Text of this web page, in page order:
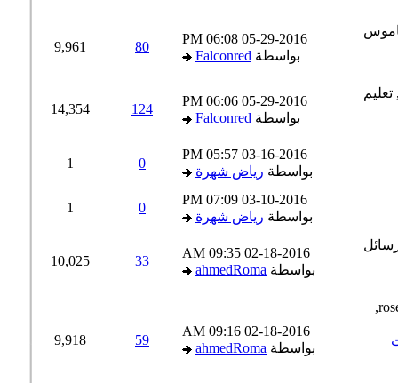
05-29-2016
06:08 PM
بواسطةFalconred
80
9,961
05-29-2016
06:06 PM
بواسطةFalconred
124
14,354
03-16-2016
05:57 PM
بواسطةرياض شهرة
03-10-2016
07:09 PM
بواسطةرياض شهرة
02-18-2016
09:35 AM
بواسطةahmedRoma
33
10,025
02-18-2016
09:16 AM
بواسطةahmedRoma
59
9,918